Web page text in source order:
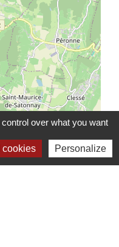
over what you want
cookies Personalize